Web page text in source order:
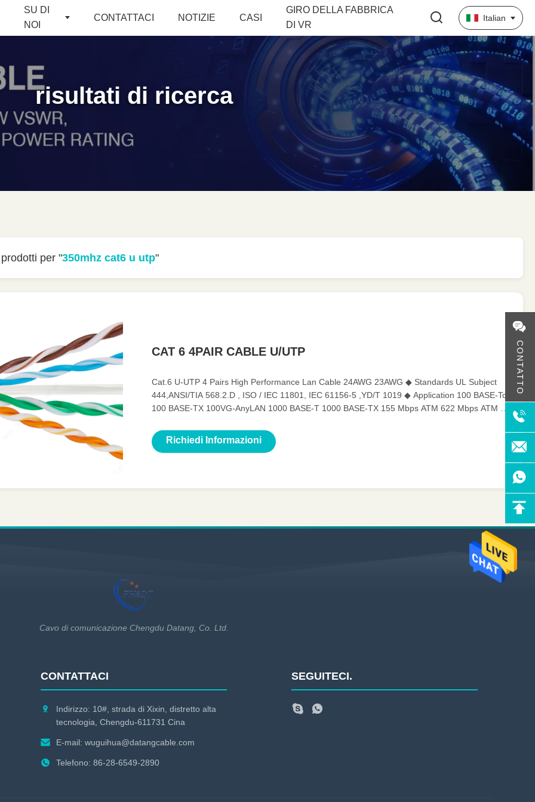
SU DI
NOI
CONTATTACI NOTIZIE CASI
GIRO DELLA FABBRICA
DI VR
Italian
CONTATTO
risultati di ricerca
prodotti per "350mhz cat6 u utp"
CAT 6 4PAIR CABLE U/UTP
Cat.6 U-UTP 4 Pairs High Performance Lan Cable 24AWG 23AWG ◆ Standards UL Subject
444,ANSI/TIA 568.2.D , ISO / IEC 11801, IEC 61156-5 ,YD/T 1019 ◆ Application 100 BASE-Tc
100 BASE-TX 100VG-AnyLAN 1000 BASE-T 1000 BASE-TX 155 Mbps ATM 622 Mbps ATM ◆
Richiedi Informazioni
Cavo di comunicazione Chengdu Datang, Co. Ltd.
CONTATTACI
Indirizzo: 10#, strada di Xixin, distretto alta
tecnologia, Chengdu-611731 Cina
E-mail: wuguihua@datangcable.com
Telefono: 86-28-6549-2890
SEGUITECI.